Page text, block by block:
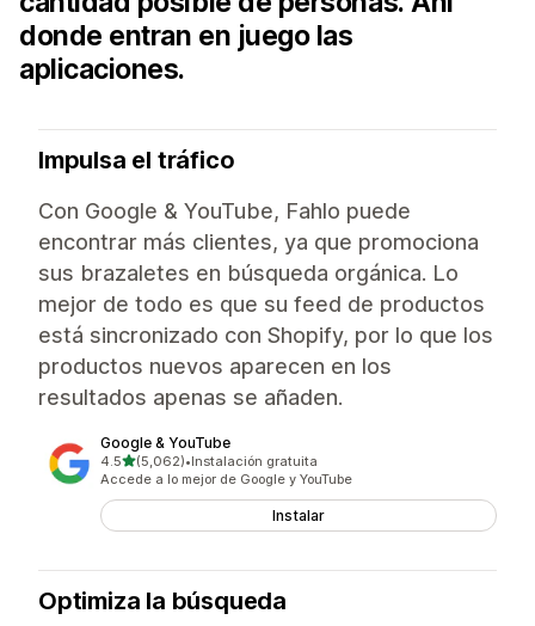
donde entran en juego las
aplicaciones.
Impulsa el tráfico
Con Google & YouTube, Fahlo puede
encontrar más clientes, ya que promociona
sus brazaletes en búsqueda orgánica. Lo
mejor de todo es que su feed de productos
está sincronizado con Shopify, por lo que los
productos nuevos aparecen en los
resultados apenas se añaden.
Google & YouTube
4.5de 5 estrellas
(5,062)
5062 reseñas en total
•Instalación gratuita
Accede a lo mejor de Google y YouTube
Instalar
Optimiza la búsqueda